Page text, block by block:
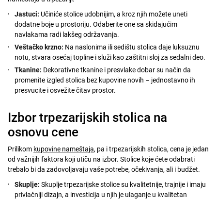
Jastuci: Učiniće stolice udobnijim, a kroz njih možete uneti
dodatne boje u prostoriju. Odaberite one sa skidajućim
navlakama radi lakšeg održavanja.
Veštačko krzno: Na naslonima ili sedištu stolica daje luksuznu
notu, stvara osećaj topline i služi kao zaštitni sloj za sedalni deo.
Tkanine: Dekorativne tkanine i presvlake dobar su način da
promenite izgled stolica bez kupovine novih – jednostavno ih
presvucite i osvežite čitav prostor.
Izbor trpezarijskih stolica na
osnovu cene
Prilikom kupovine nameštaja, pa i trpezarijskih stolica, cena je jedan
od važnijih faktora koji utiču na izbor. Stolice koje ćete odabrati
trebalo bi da zadovoljavaju vaše potrebe, očekivanja, ali i budžet.
Skuplje: Skuplje trpezarijske stolice su kvalitetnije, trajnije i imaju
privlačniji dizajn, a investicija u njih je ulaganje u kvalitetan